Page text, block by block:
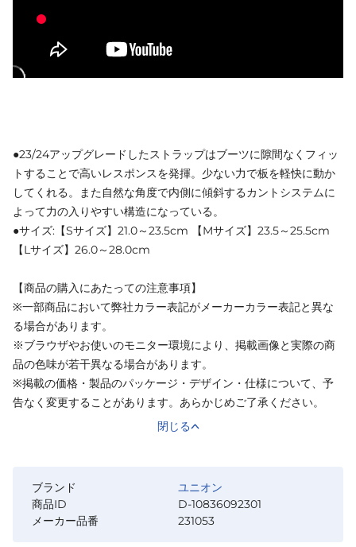
●23/24アップグレードしたストラップはブーツに隙間なくフィッ
トすることで高いレスポンスを発揮。少ない力で板を軽快に動か
してくれる。また自然な角度で内側に傾斜するカントシステムに
よって力の入りやすい構造になっている。
●サイズ:【Sサイズ】21.0～23.5cm 【Mサイズ】23.5～25.5cm
【Lサイズ】26.0～28.0cm
【商品の購入にあたっての注意事項】
※一部商品において弊社カラー表記がメーカーカラー表記と異な
る場合があります。
※ブラウザやお使いのモニター環境により、掲載画像と実際の商
品の色味が若干異なる場合があります。
※掲載の価格・製品のパッケージ・デザイン・仕様について、予
告なく変更することがあります。あらかじめご了承ください。
閉じる
ブランド
ユニオン
商品ID
D-10836092301
メーカー品番
231053